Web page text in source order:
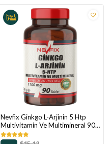
Nevfix Ginkgo L-Arjinin 5 Htp
Multivitamin Ve Multimineral 90
Tablet
Fırsat
Ürünü